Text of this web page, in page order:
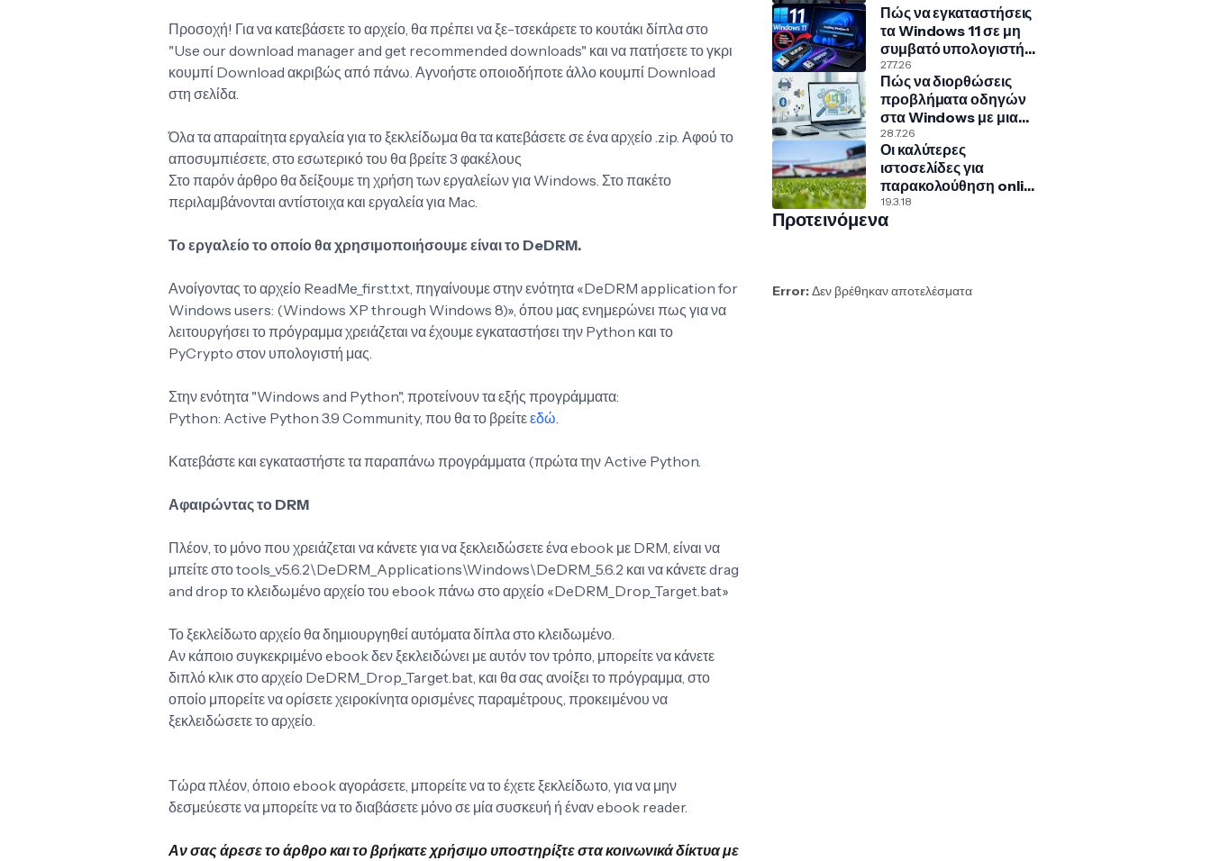
Προσοχή! Για να κατεβάσετε το αρχείο, θα πρέπει να ξε-τσεκάρετε το κουτάκι δίπλα στο
"Use our download manager and get recommended downloads" και να πατήσετε το γκρι
κουμπί Download ακριβώς από πάνω. Αγνοήστε οποιοδήποτε άλλο κουμπί Download
στη σελίδα.
Όλα τα απαραίτητα εργαλεία για το ξεκλείδωμα θα τα κατεβάσετε σε ένα αρχείο .zip. Αφού το
αποσυμπιέσετε, στο εσωτερικό του θα βρείτε 3 φακέλους
Στο παρόν άρθρο θα δείξουμε τη χρήση των εργαλείων για Windows. Στο πακέτο
περιλαμβάνονται αντίστοιχα και εργαλεία για Mac.
Το εργαλείο το οποίο θα χρησιμοποιήσουμε είναι το DeDRM.
Ανοίγοντας το αρχείο ReadMe_first.txt, πηγαίνουμε στην ενότητα «DeDRM application for
Windows users: (Windows XP through Windows 8)», όπου μας ενημερώνει πως για να
λειτουργήσει το πρόγραμμα χρειάζεται να έχουμε εγκαταστήσει την Python και το
PyCrypto στον υπολογιστή μας.
Στην ενότητα "Windows and Python", προτείνουν τα εξής προγράμματα:
Python: Active Python 3.9 Community, που θα το βρείτεεδώ.
Κατεβάστε και εγκαταστήστε τα παραπάνω προγράμματα (πρώτα την Active Python.
Αφαιρώντας το DRM
Πλέον, το μόνο που χρειάζεται να κάνετε για να ξεκλειδώσετε ένα ebook με DRM, είναι να
μπείτε στο tools_v5.6.2\DeDRM_Applications\Windows\DeDRM_5.6.2 και να κάνετε drag
and drop το κλειδωμένο αρχείο του ebook πάνω στο αρχείο «DeDRM_Drop_Target.bat»
Το ξεκλείδωτο αρχείο θα δημιουργηθεί αυτόματα δίπλα στο κλειδωμένο.
Αν κάποιο συγκεκριμένο ebook δεν ξεκλειδώνει με αυτόν τον τρόπο, μπορείτε να κάνετε
διπλό κλικ στο αρχείο DeDRM_Drop_Target.bat, και θα σας ανοίξει το πρόγραμμα, στο
οποίο μπορείτε να ορίσετε χειροκίνητα ορισμένες παραμέτρους, προκειμένου να
ξεκλειδώσετε το αρχείο.
Τώρα πλέον, όποιο ebook αγοράσετε, μπορείτε να το έχετε ξεκλείδωτο, για να μην
δεσμεύεστε να μπορείτε να το διαβάσετε μόνο σε μία συσκευή ή έναν ebook reader.
Αν σας άρεσε το άρθρο και το βρήκατε χρήσιμο υποστηρίξτε στα κοινωνικά δίκτυα με
Γερμανία
Πώς να εγκαταστήσεις
τα Windows 11 σε μη
συμβατό υπολογιστή
με Rufus και Ventoy
27.7.26
Πώς να διορθώσεις
προβλήματα οδηγών
στα Windows με μια
κρυφή εντολή
28.7.26
Οι καλύτερες
ιστοσελίδες για
παρακολούθηση online
αθλητικών αγώνων
19.3.18
Προτεινόμενα
Error:Δεν βρέθηκαν αποτελέσματα